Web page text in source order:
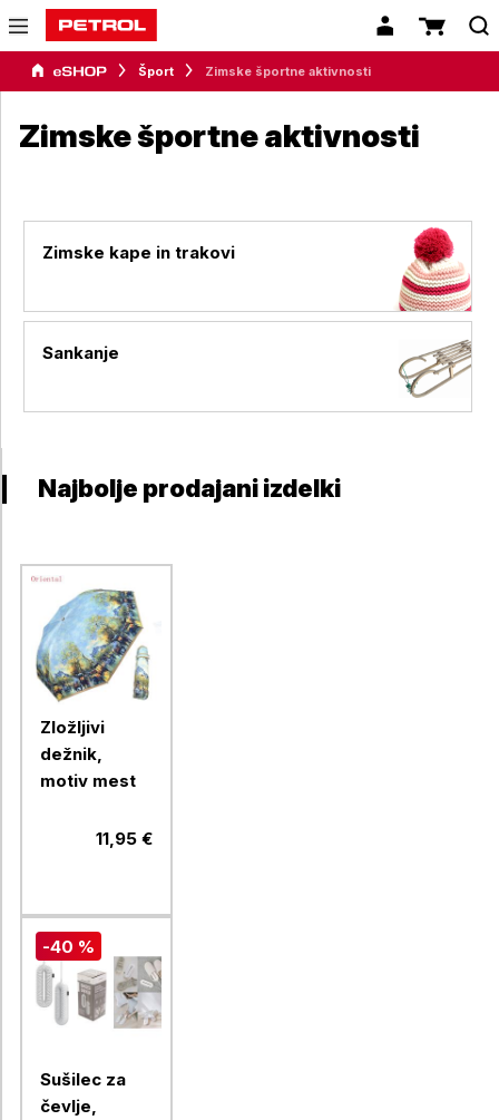
Šport Zimske športne aktivnosti
Zimske športne aktivnosti
Zimske kape in trakovi
Sankanje
Najbolje prodajani izdelki
Zložljivi
dežnik,
motiv mest
11,95 €
-40 %
Sušilec za
čevlje,